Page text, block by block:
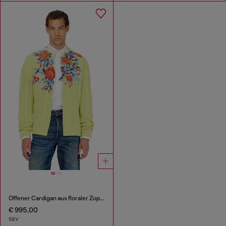
Offener Cardigan aus floraler Zopfmusterstrick
€ 995,00
5BV